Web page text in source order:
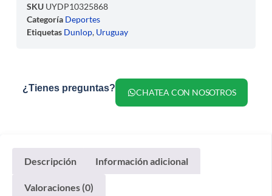
SKU UYDP10325868
Categoría Deportes
Etiquetas Dunlop, Uruguay
¿Tienes preguntas? CHATEA CON NOSOTROS
Descripción Información adicional
Valoraciones (0)